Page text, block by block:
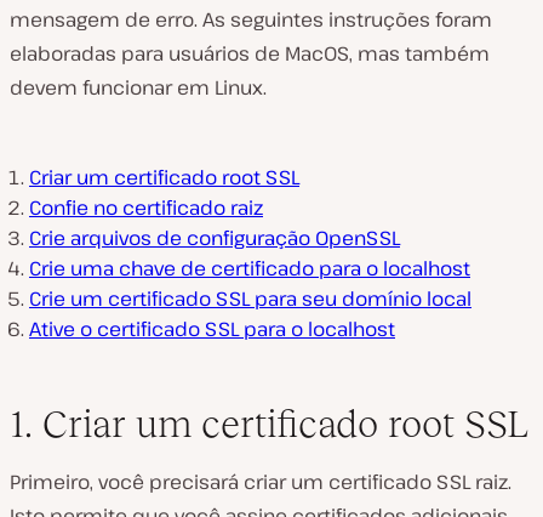
mensagem de erro. As seguintes instruções foram
elaboradas para usuários de MacOS, mas também
devem funcionar em Linux.
Criar um certificado root SSL
Confie no certificado raiz
Crie arquivos de configuração OpenSSL
Crie uma chave de certificado para o localhost
Crie um certificado SSL para seu domínio local
Ative o certificado SSL para o localhost
1. Criar um certificado root SSL
Primeiro, você precisará criar um certificado SSL raiz.